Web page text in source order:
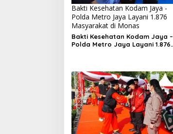
Bakti Kesehatan Kodam Jaya -
Polda Metro Jaya Layani 1.876
Masyarakat di Monas
Bakti Kesehatan Kodam Jaya –
Polda Metro Jaya Layani 1.876